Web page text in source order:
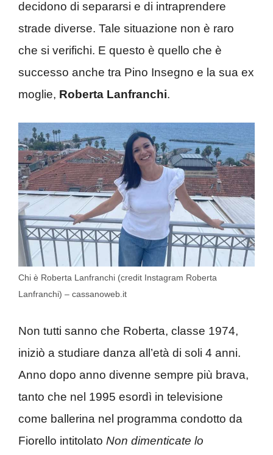
decidono di separarsi e di intraprendere
strade diverse. Tale situazione non è raro
che si verifichi. E questo è quello che è
successo anche tra Pino Insegno e la sua ex
moglie, Roberta Lanfranchi.
Chi è Roberta Lanfranchi (credit Instagram Roberta
Lanfranchi) – cassanoweb.it
Non tutti sanno che Roberta, classe 1974,
iniziò a studiare danza all’età di soli 4 anni.
Anno dopo anno divenne sempre più brava,
tanto che nel 1995 esordì in televisione
come ballerina nel programma condotto da
Fiorello intitolato Non dimenticate lo